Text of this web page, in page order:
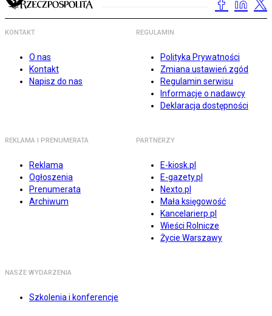
KONTAKT
O nas
Kontakt
Napisz do nas
REGULAMIN
Polityka Prywatności
Zmiana ustawień zgód
Regulamin serwisu
Informacje o nadawcy
Deklaracja dostępności
REKLAMA I PRENUMERATA
Reklama
Ogłoszenia
Prenumerata
Archiwum
PARTNERZY
E-kiosk.pl
E-gazety.pl
Nexto.pl
Mała księgowość
Kancelarierp.pl
Wieści Rolnicze
Życie Warszawy
NASZE WYDARZENIA
Szkolenia i konferencje